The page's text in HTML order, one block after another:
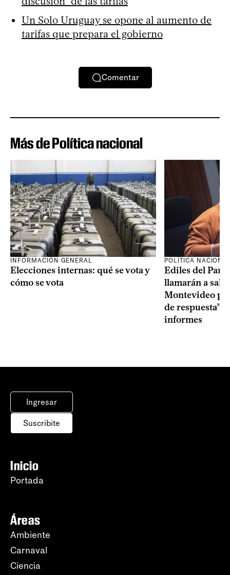
Un Solo Uruguay se opone al aumento de
tarifas que prepara el gobierno
Comentar
Más de Política nacional
INFORMACIÓN GENERAL
Elecciones internas: qué se vota y
cómo se vota
POLÍTICA
Ediles del
llamarán a sala
Montevideo
de respuesta”
informes
Ingresar
Suscribite
Inicio
Portada
Áreas
Ambiente
Carnaval
Ciencia